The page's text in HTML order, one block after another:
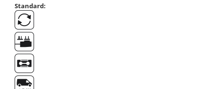
Kit camp intunecat
Lichid calibrare
Masa microscop
Obiective microscoape
Oculare microscop
Standuri Stereomicroscoape
Unitate contrast de faza
Standard: